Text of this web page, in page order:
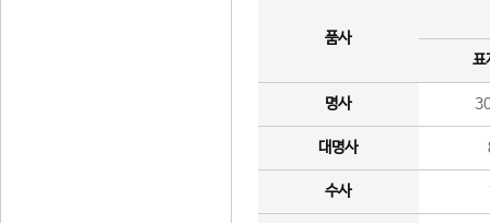
품사
표
명사
대명사
수사